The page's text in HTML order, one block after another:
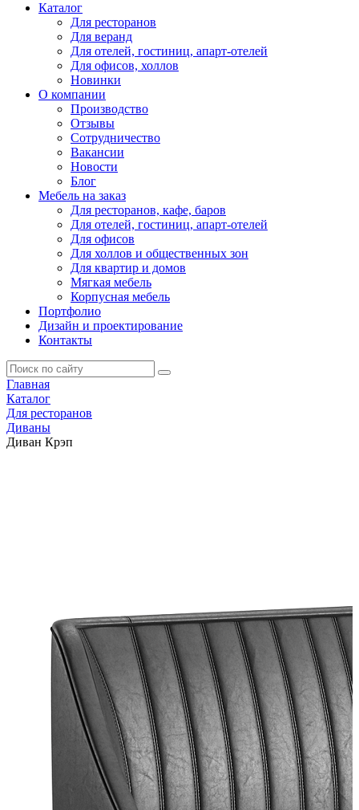
Каталог
Для ресторанов
Для веранд
Для отелей, гостиниц, апарт-отелей
Для офисов, холлов
Новинки
О компании
Производство
Отзывы
Сотрудничество
Вакансии
Новости
Блог
Мебель на заказ
Для ресторанов, кафе, баров
Для отелей, гостиниц, апарт-отелей
Для офисов
Для холлов и общественных зон
Для квартир и домов
Мягкая мебель
Корпусная мебель
Портфолио
Дизайн и проектирование
Контакты
Главная
Каталог
Для ресторанов
Диваны
Диван Крэп